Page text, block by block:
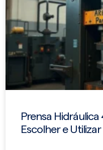
Prensa
Escolher e